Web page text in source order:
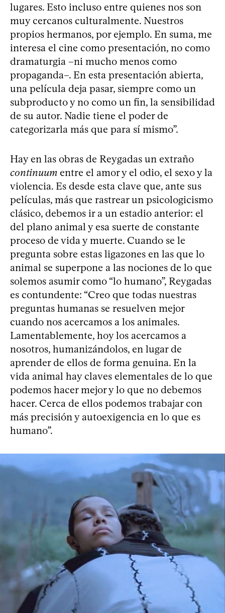
lugares. Esto incluso entre quienes nos son
muy cercanos culturalmente. Nuestros
propios hermanos, por ejemplo. En suma, me
interesa el cine como presentación, no como
dramaturgia –ni mucho menos como
propaganda–. En esta presentación abierta,
una película deja pasar, siempre como un
subproducto y no como un fin, la sensibilidad
de su autor. Nadie tiene el poder de
categorizarla más que para sí mismo”.
Hay en las obras de Reygadas un extraño
continuum entre el amor y el odio, el sexo y la
violencia. Es desde esta clave que, ante sus
películas, más que rastrear un psicologicismo
clásico, debemos ir a un estadio anterior: el
del plano animal y esa suerte de constante
proceso de vida y muerte. Cuando se le
pregunta sobre estas ligazones en las que lo
animal se superpone a las nociones de lo que
solemos asumir como “lo humano”, Reygadas
es contundente: “Creo que todas nuestras
preguntas humanas se resuelven mejor
cuando nos acercamos a los animales.
Lamentablemente, hoy los acercamos a
nosotros, humanizándolos, en lugar de
aprender de ellos de forma genuina. En la
vida animal hay claves elementales de lo que
podemos hacer mejor y lo que no debemos
hacer. Cerca de ellos podemos trabajar con
más precisión y autoexigencia en lo que es
humano”.